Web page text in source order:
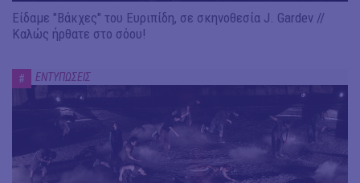
Είδαμε "Βάκχες" του Ευριπίδη, σε σκηνοθεσία J. Gardev //
Καλώς ήρθατε στο σόου!
# ΕΝΤΥΠΩΣΕΙΣ